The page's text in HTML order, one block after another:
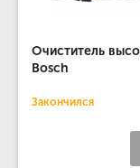
Очиститель
Bosch
Закончился